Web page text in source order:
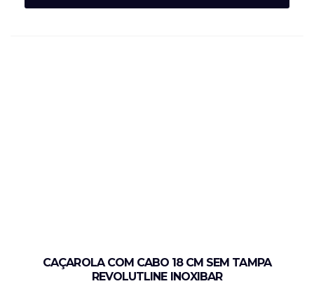
CAÇAROLA COM CABO 18 CM SEM TAMPA
REVOLUTLINE INOXIBAR